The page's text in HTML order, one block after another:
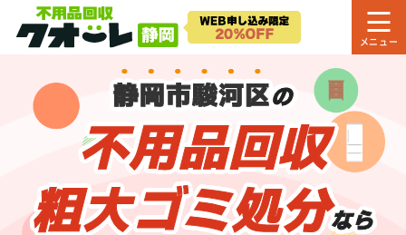
静岡市駿河区の
不用品回収
粗大ゴミ処分なら